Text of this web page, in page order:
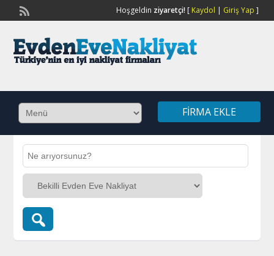
Hoşgeldin ziyaretçi![ Kaydol | Giriş Yap ]
FIRMA EKLE